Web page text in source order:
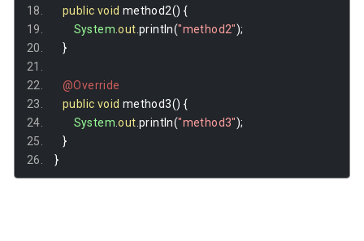
public void method2() {
System.out.println("method2");
}
@Override
public void method3() {
System.out.println("method3");
}
}